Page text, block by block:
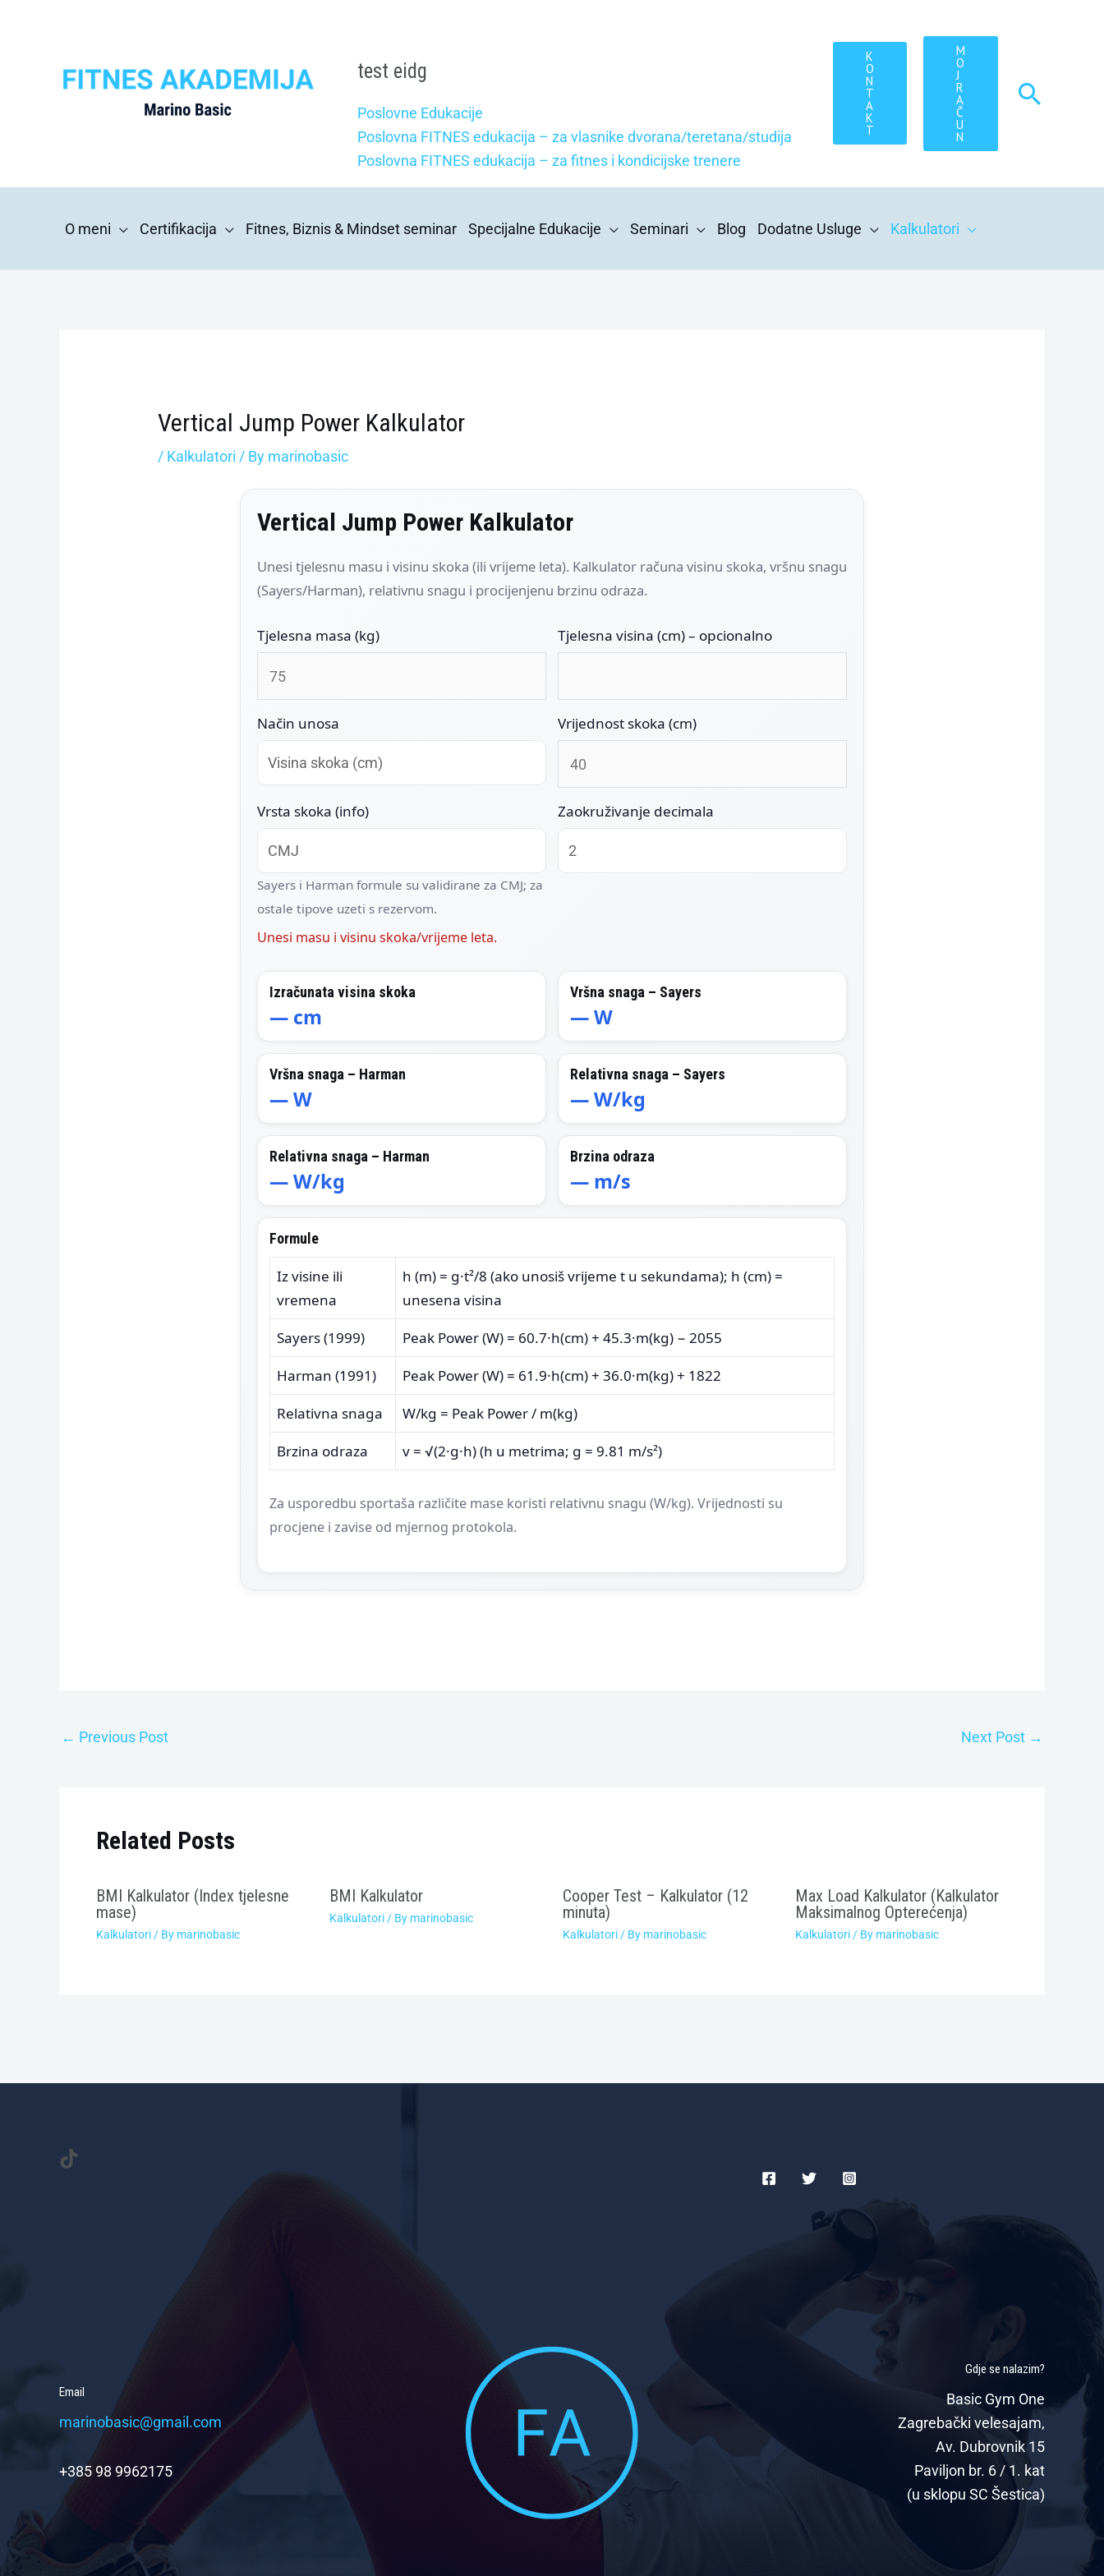
test eidg
Poslovne Edukacije
Poslovna FITNES edukacija – za vlasnike dvorana/teretana/studija
Poslovna FITNES edukacija – za fitnes i kondicijske trenere
K
O
N
T
A
K
T
M
O
J
R
A
Č
U
N
O meni Certifikacija Fitnes, Biznis & Mindset seminar Specijalne Edukacije Seminari Blog Dodatne Usluge Kalkulatori
Vertical Jump Power Kalkulator
/ Kalkulatori / By marinobasic
Vertical Jump Power Kalkulator
Unesi tjelesnu masu i visinu skoka (ili vrijeme leta). Kalkulator računa visinu skoka, vršnu snagu
(Sayers/Harman), relativnu snagu i procijenjenu brzinu odraza.
Tjelesna masa (kg) Tjelesna visina (cm) – opcionalno
Način unosa Vrijednost skoka (cm)
Vrsta skoka (info)
Sayers i Harman formule su validirane za CMJ; za
ostale tipove uzeti s rezervom.
Zaokruživanje decimala
Unesi masu i visinu skoka/vrijeme leta.
Izračunata visina skoka
— cm
Vršna snaga – Sayers
—W
Vršna snaga – Harman
—W
Relativna snaga – Sayers
—W/kg
Relativna snaga – Harman
—W/kg
Brzina odraza
— m/s
Formule
Iz visine ili
vremena
h (m) = g·t²/8 (ako unosiš vrijeme t u sekundama); h (cm) =
unesena visina
Sayers (1999)
Peak Power (W) = 60.7·h(cm) + 45.3·m(kg) − 2055
Harman (1991)
Peak Power (W) = 61.9·h(cm) + 36.0·m(kg) + 1822
Relativna snaga
W/kg = Peak Power / m(kg)
Brzina odraza
v = √(2·g·h) (h u metrima; g = 9.81 m/s²)
Za usporedbu sportaša različite mase koristi relativnu snagu (W/kg). Vrijednosti su
procjene i zavise od mjernog protokola.
← Previous Post Next Post →
Related Posts
BMI Kalkulator (Index tjelesne
mase)
Kalkulatori / By marinobasic
BMI Kalkulator
Kalkulatori/ By marinobasic
Cooper Test – Kalkulator (12
minuta)
Kalkulatori/ By marinobasic
Max Load Kalkulator (Kalkulator
Maksimalnog Opterećenja)
Kalkulatori / By marinobasic
TikTok
Email
marinobasic@gmail.com
+385 98 9962175
Gdje se nalazim?
Basic Gym One
Zagrebački velesajam,
Av. Dubrovnik 15
Paviljon br. 6 / 1. kat
(u sklopu SC Šestica)